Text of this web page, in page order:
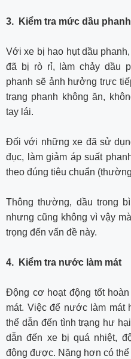
3. Kiểm tra mức dầu phanh
Với xe bị hao hụt dầu
đã bị rò rỉ, làm chảy dầu
phanh sẽ ảnh hưởng trực
trạng phanh không ăn,
tay lái.
Đối với những xe đã sử
đục, làm giảm áp suất
theo đúng tiêu chuẩn
Thông thường, dầu trong
nhưng cũng không vì vậy
trọng đến vấn đề này.
4. Kiểm tra nước làm mát
Động cơ hoạt động tốt
mát. Việc để nước làm mát
thể dẫn đến tình trạng hư
dẫn đến xe bị quá nhiệt,
động được. Nặng hơn có thể